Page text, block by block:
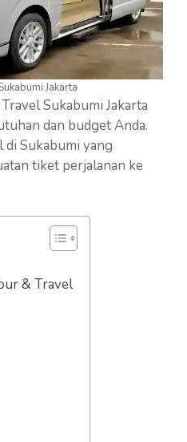
Jakarta
Sukabumi Jakarta
dan budget Anda.
Sukabumi yang
tiket perjalanan ke
& Travel